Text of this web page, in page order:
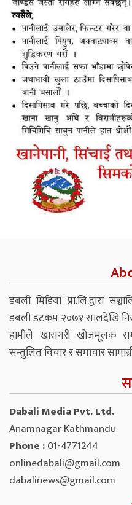
डबली मिडिया प्रा.लि.द्वारा
डबली डटकम २०७१ सालदेखि
हामीले खासगरी खोजमूलक
सन्तुलित विचार र समाचार
Dabali Media Pvt. Ltd.
Anamnagar Kathmandu
Phone :01-4771244
onlinedabali@gmail.com
dabalinews@gmail.com